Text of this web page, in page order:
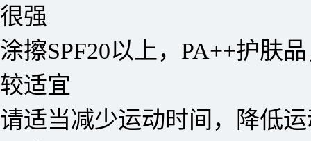
很强
涂擦SPF20以上，PA++护肤
较适宜
请适当减少运动时间，降低